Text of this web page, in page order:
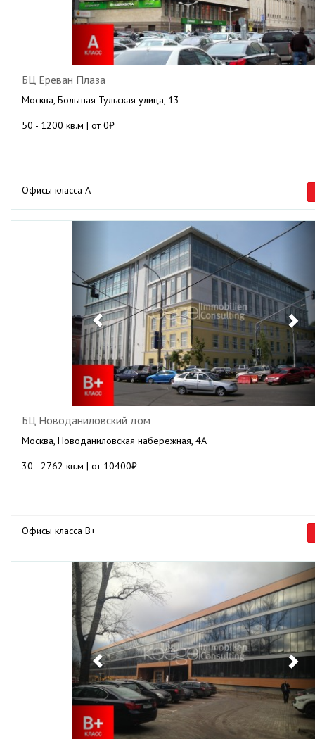
БЦ Ереван Плаза
Москва, Большая Тульская улица, 13
50 - 1200 кв.м | от 0₽
Офисы класса А
БЦ Новоданиловский дом
Москва, Новоданиловская набережная, 4А
30 - 2762 кв.м | от 10400₽
Офисы класса B+
Previous